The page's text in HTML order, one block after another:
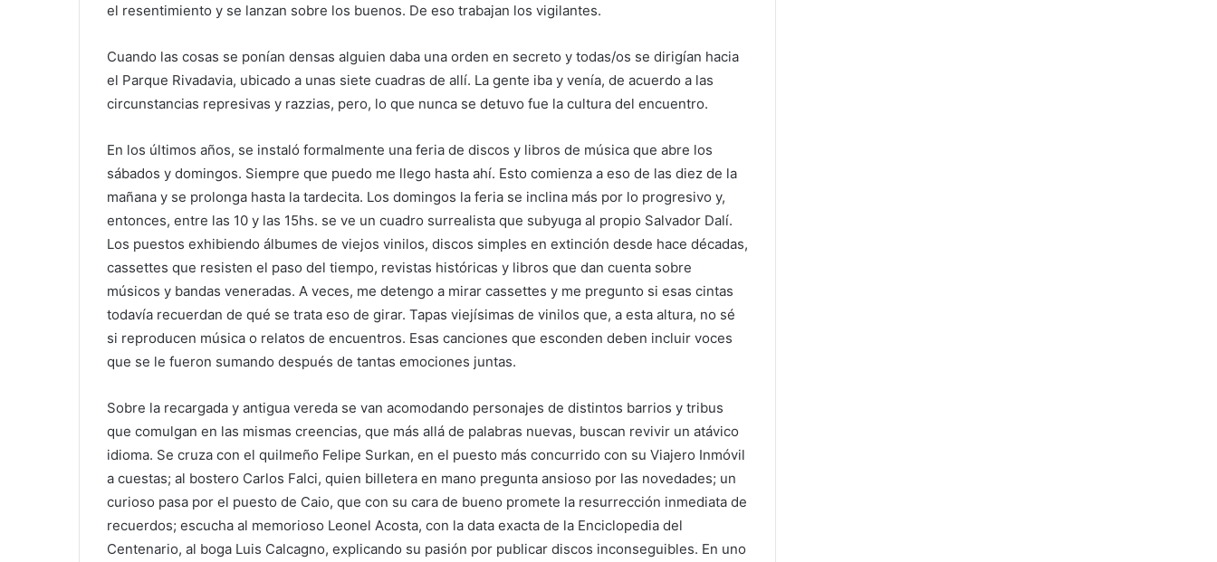
el resentimiento y se lanzan sobre los buenos. De eso trabajan los vigilantes.
Cuando las cosas se ponían densas alguien daba una orden en secreto y todas/os se dirigían hacia
el Parque Rivadavia, ubicado a unas siete cuadras de allí. La gente iba y venía, de acuerdo a las
circunstancias represivas y razzias, pero, lo que nunca se detuvo fue la cultura del encuentro.
En los últimos años, se instaló formalmente una feria de discos y libros de música que abre los
sábados y domingos. Siempre que puedo me llego hasta ahí. Esto comienza a eso de las diez de la
mañana y se prolonga hasta la tardecita. Los domingos la feria se inclina más por lo progresivo y,
entonces, entre las 10 y las 15hs. se ve un cuadro surrealista que subyuga al propio Salvador Dalí.
Los puestos exhibiendo álbumes de viejos vinilos, discos simples en extinción desde hace décadas,
cassettes que resisten el paso del tiempo, revistas históricas y libros que dan cuenta sobre
músicos y bandas veneradas. A veces, me detengo a mirar cassettes y me pregunto si esas cintas
todavía recuerdan de qué se trata eso de girar. Tapas viejísimas de vinilos que, a esta altura, no sé
si reproducen música o relatos de encuentros. Esas canciones que esconden deben incluir voces
que se le fueron sumando después de tantas emociones juntas.
Sobre la recargada y antigua vereda se van acomodando personajes de distintos barrios y tribus
que comulgan en las mismas creencias, que más allá de palabras nuevas, buscan revivir un atávico
idioma. Se cruza con el quilmeño Felipe Surkan, en el puesto más concurrido con su Viajero Inmóvil
a cuestas; al bostero Carlos Falci, quien billetera en mano pregunta ansioso por las novedades; un
curioso pasa por el puesto de Caio, que con su cara de bueno promete la resurrección inmediata de
recuerdos; escucha al memorioso Leonel Acosta, con la data exacta de la Enciclopedia del
Centenario, al boga Luis Calcagno, explicando su pasión por publicar discos inconseguibles. En uno